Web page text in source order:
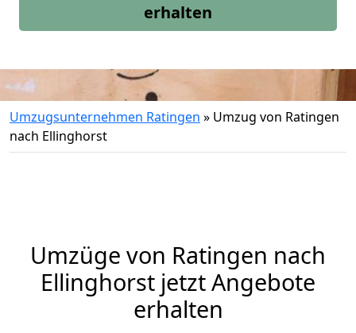
erhalten
Umzugsunternehmen Ratingen » Umzug von Ratingen
nach Ellinghorst
Umzüge von Ratingen nach
Ellinghorst jetzt Angebote
erhalten